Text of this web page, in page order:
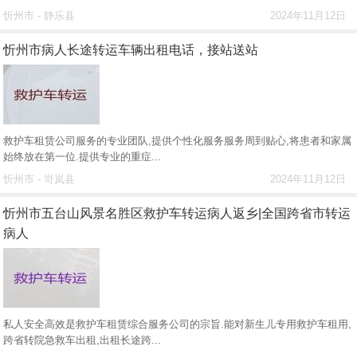
2024年11月12日
忻州市 - 静乐县
忻州市病人长途转运车辆出租电话，接站送站
救护车租赁公司服务的专业团队,提供个性化服务服务周到贴心,将患者和家属
始终放在第一位.提供专业的重症...
2024年11月12日
忻州市 - 岢岚县
忻州市五台山风景名胜区救护车转运病人返乡|全国跨省市转运
病人
私人安全高效是救护车租赁综合服务公司的宗旨.能对新生儿专用救护车租用,
跨省转院急救车出租,出租长途跨...